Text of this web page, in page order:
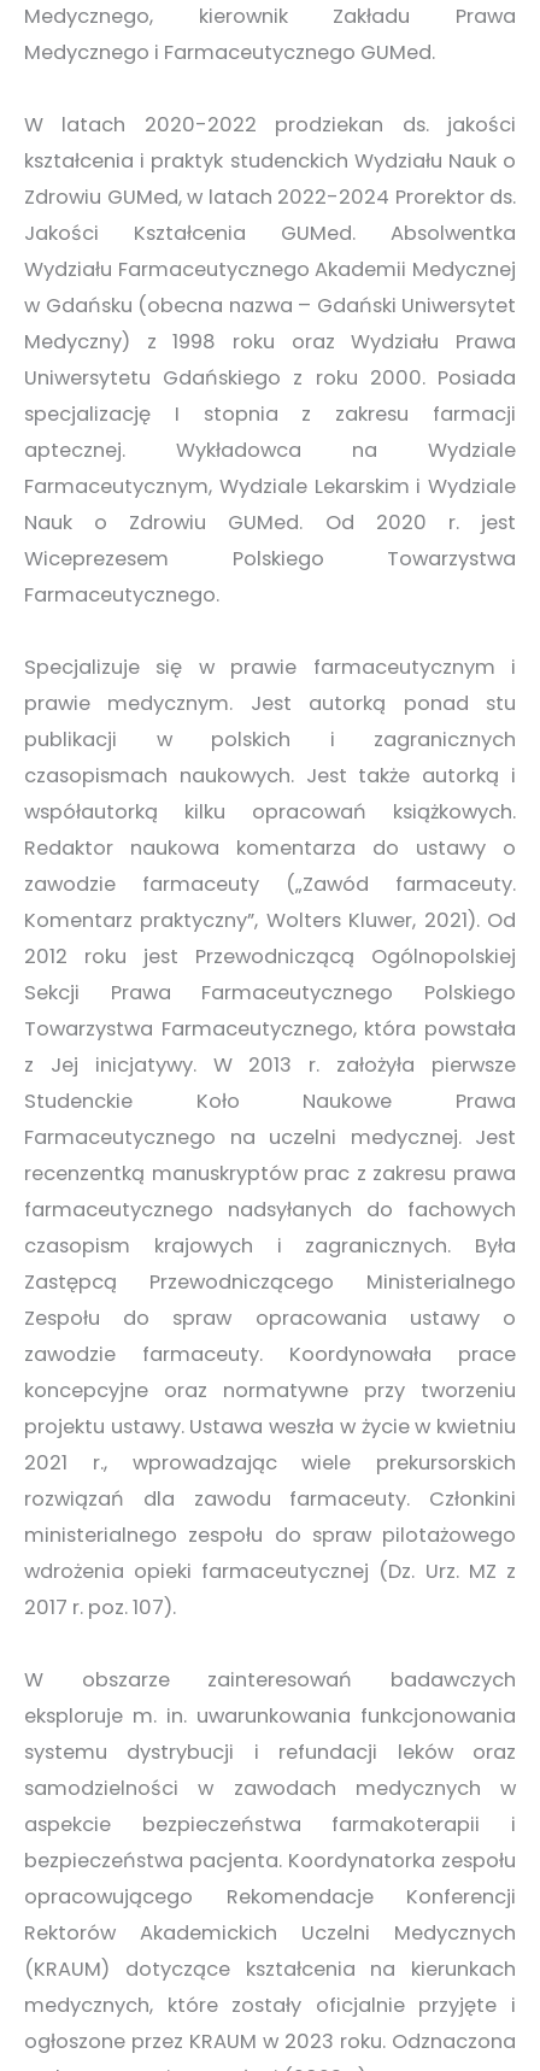
Medycznego, kierownik Zakładu Prawa
Medycznego i Farmaceutycznego GUMed.
W latach 2020-2022 prodziekan ds. jakości
kształcenia i praktyk studenckich Wydziału Nauk o
Zdrowiu GUMed, w latach 2022-2024 Prorektor ds.
Jakości Kształcenia GUMed. Absolwentka
Wydziału Farmaceutycznego Akademii Medycznej
w Gdańsku (obecna nazwa – Gdański Uniwersytet
Medyczny) z 1998 roku oraz Wydziału Prawa
Uniwersytetu Gdańskiego z roku 2000. Posiada
specjalizację I stopnia z zakresu farmacji
aptecznej. Wykładowca na Wydziale
Farmaceutycznym, Wydziale Lekarskim i Wydziale
Nauk o Zdrowiu GUMed. Od 2020 r. jest
Wiceprezesem Polskiego Towarzystwa
Farmaceutycznego.
Specjalizuje się w prawie farmaceutycznym i
prawie medycznym. Jest autorką ponad stu
publikacji w polskich i zagranicznych
czasopismach naukowych. Jest także autorką i
współautorką kilku opracowań książkowych.
Redaktor naukowa komentarza do ustawy o
zawodzie farmaceuty („Zawód farmaceuty.
Komentarz praktyczny”, Wolters Kluwer, 2021). Od
2012 roku jest Przewodniczącą Ogólnopolskiej
Sekcji Prawa Farmaceutycznego Polskiego
Towarzystwa Farmaceutycznego, która powstała
z Jej inicjatywy. W 2013 r. założyła pierwsze
Studenckie Koło Naukowe Prawa
Farmaceutycznego na uczelni medycznej. Jest
recenzentką manuskryptów prac z zakresu prawa
farmaceutycznego nadsyłanych do fachowych
czasopism krajowych i zagranicznych. Była
Zastępcą Przewodniczącego Ministerialnego
Zespołu do spraw opracowania ustawy o
zawodzie farmaceuty. Koordynowała prace
koncepcyjne oraz normatywne przy tworzeniu
projektu ustawy. Ustawa weszła w życie w kwietniu
2021 r., wprowadzając wiele prekursorskich
rozwiązań dla zawodu farmaceuty. Członkini
ministerialnego zespołu do spraw pilotażowego
wdrożenia opieki farmaceutycznej (Dz. Urz. MZ z
2017 r. poz. 107).
W obszarze zainteresowań badawczych
eksploruje m. in. uwarunkowania funkcjonowania
systemu dystrybucji i refundacji leków oraz
samodzielności w zawodach medycznych w
aspekcie bezpieczeństwa farmakoterapii i
bezpieczeństwa pacjenta. Koordynatorka zespołu
opracowującego Rekomendacje Konferencji
Rektorów Akademickich Uczelni Medycznych
(KRAUM) dotyczące kształcenia na kierunkach
medycznych, które zostały oficjalnie przyjęte i
ogłoszone przez KRAUM w 2023 roku. Odznaczona